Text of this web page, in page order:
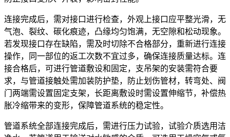
连接完成后，需对接口进行检查，外观上接口应平整光滑，无
气泡、裂纹、碳化痕迹，凸缘均匀饱满，无空隙和松动现象。
若发现接口存在缺陷，需及时切除不合格部分，重新进行连接
操作，同一部位的返工次数不宜过多，确保连接质量达标。连
接合格后，可进行管道敷设和固定，支吊架的安装需符合要
求，与管道接触处需加装防护垫，防止划伤管材，转弯处、阀
门两端需设置固定支架，长距离敷设时需设置伸缩节，补偿热
胀冷缩带来的变形，保障管道系统的稳定性。
管道系统全部连接完成后，需进行压力试验，试验介质选用洁